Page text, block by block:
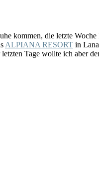
kommen, die letzte Woche
ALPIANA RESORT in
Tage wollte ich aber